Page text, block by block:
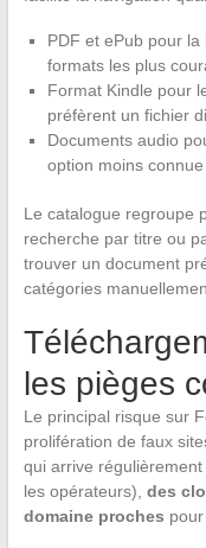
PDF et ePub pour
formats les plus
Format Kindle pour
préfèrent un fichier
Documents audio
option moins
Le catalogue regroupe
recherche par titre ou
trouver un document
catégories
les pièges
Le principal risque sur
prolifération de faux
qui arrive
les opérateurs), des
domaine proches